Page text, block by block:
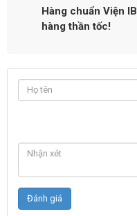
Hàng chuẩn Viện
hàng thần tốc!